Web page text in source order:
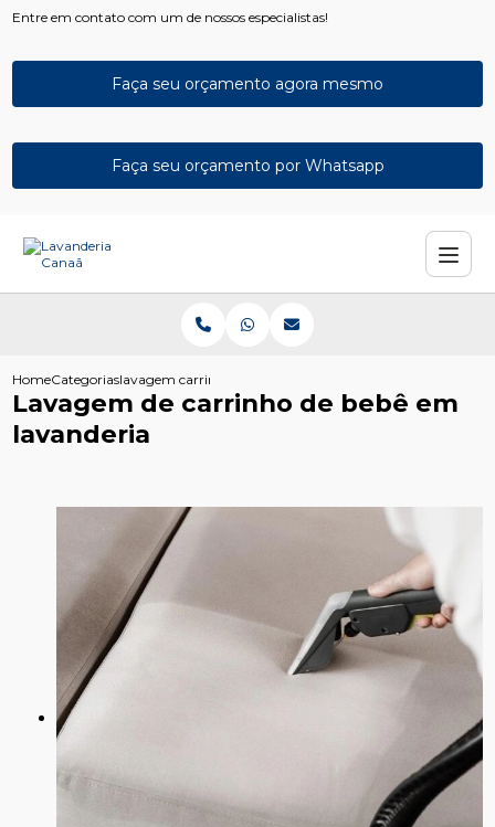
Entre em contato com um de nossos especialistas!
Faça seu orçamento agora mesmo
Faça seu orçamento por Whatsapp
HomeCategoriaslavagem carrinho bebe lavanderia
Lavagem de carrinho de bebê em
lavanderia